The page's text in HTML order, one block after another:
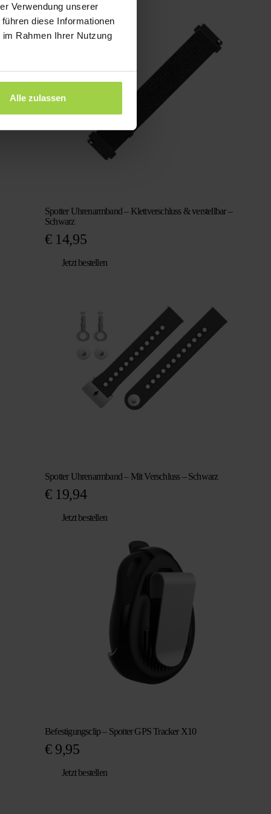
Verwendung unserer
diese Informationen
Rahmen Ihrer Nutzung
Alle zulassen
war:
€ 98,29
Spotter Uhrenarmband – Klettverschluss & verstellbar –
Schwarz
€14,95
Jetzt bestellen
Spotter Uhrenarmband – Mit Verschluss – Schwarz
€19,94
Jetzt bestellen
Befestigungsclip – Spotter GPS Tracker X10
€9,95
Jetzt bestellen